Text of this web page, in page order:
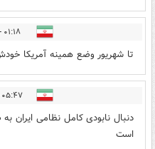
۰۱:۱۸ - ۱۴۰۵/۰۳/۲۱
تا شهریور وضع همینه آمریکا
۰۵:۴۷ - ۱۴۰۵/۰۳/۲۱
دنبال نابودی کامل نظامی ایران
است